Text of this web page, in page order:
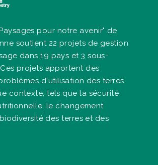
pour notre avenir" de
soutient 22 projets de gestion
dans 19 pays et 3 sous-
projets apportent des
d'utilisation des terres
contexte, tels que la sécurité
le changement
des terres et des